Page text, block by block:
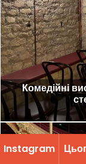
Комедійні
Instagram